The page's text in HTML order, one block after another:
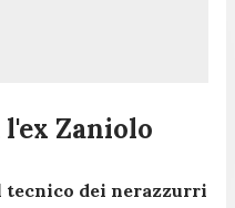
Zaniolo
tecnico dei nerazzurri